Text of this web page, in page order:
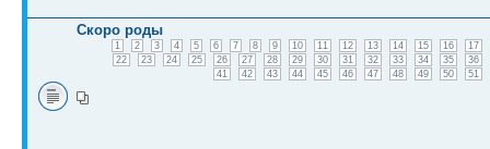
Скоро роды
1 2 3 4 5 6 7 8 9 10 11 12 13 14 15 16
17
22
23 24 25 26 27 28 29 30 31 32 33 34 35
36
41
42 43 44 45 46 47 48 49 50 51